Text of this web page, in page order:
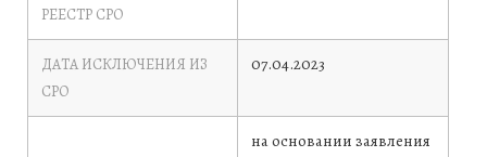
РЕЕСТР СРО
ДАТА ИСКЛЮЧЕНИЯ ИЗ
СРО
07.04.2023
на основании заявления